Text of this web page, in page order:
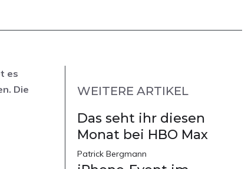
es
Die
WEITERE ARTIKEL
Das seht ihr diesen
Monat bei HBO Max
Patrick Bergmann